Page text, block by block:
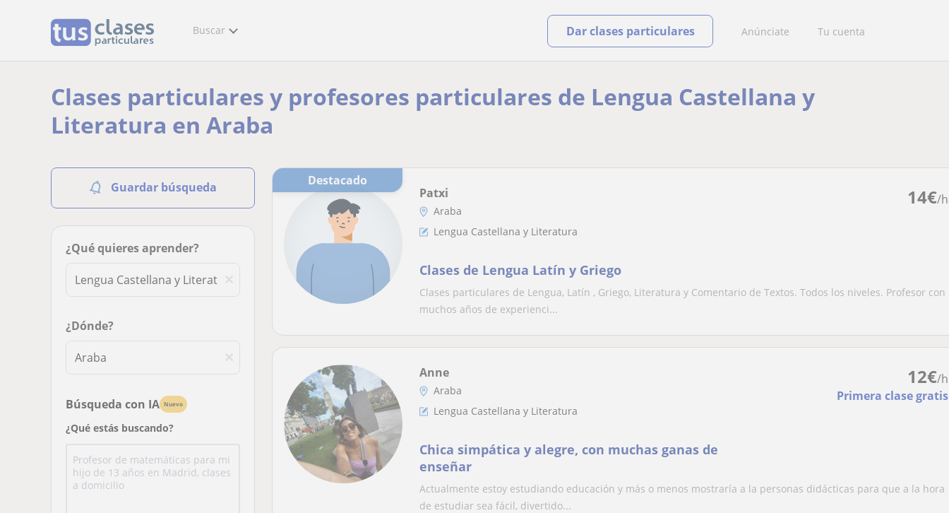
Buscar Anúnciate Tu cuenta
Dar clases particulares
Clases particulares y profesores particulares de Lengua Castellana y
Literatura en Araba
Guardar búsqueda
¿Qué quieres aprender?
¿Dónde?
Búsqueda con IA Nuevo
¿Qué estás buscando?
Destacado
14€/h
Patxi
Araba
Lengua Castellana y Literatura
Clases de Lengua Latín y Griego
Clases particulares de Lengua, Latín , Griego, Literatura y Comentario de Textos. Todos los niveles. Profesor con
muchos años de experienci...
12€/h
Primera clase gratis
Anne
Araba
Lengua Castellana y Literatura
Chica simpática y alegre, con muchas ganas de
enseñar
Actualmente estoy estudiando educación y más o menos mostraría a la personas didácticas para que a la hora
de estudiar sea fácil, divertido...